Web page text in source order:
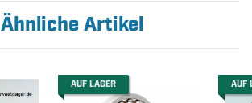
Ähnliche Artikel
AUF LAGER AUF